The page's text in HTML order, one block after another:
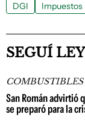
DGI Impuestos
SEGUÍ
COMBUSTIBLES
San Román advirtió
se preparó para la